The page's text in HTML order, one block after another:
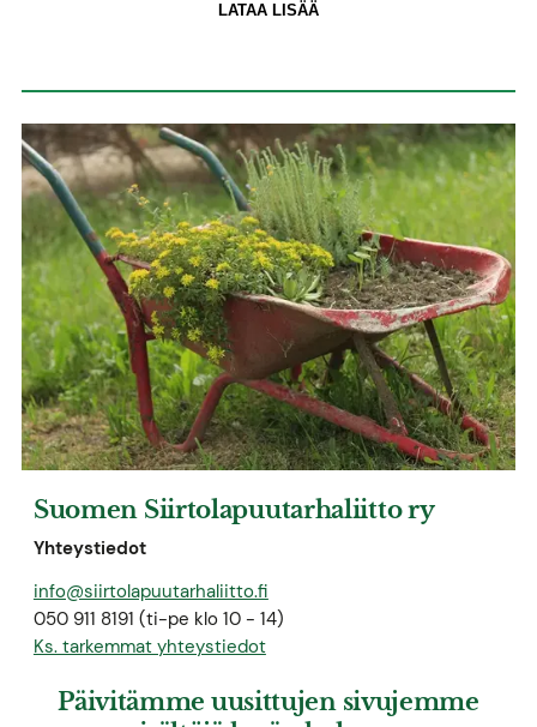
LATAA LISÄÄ
Suomen Siirtolapuutarhaliitto ry
Yhteystiedot
info@siirtolapuutarhaliitto.fi
050 911 8191 (ti-pe klo 10 - 14)
Ks. tarkemmat yhteystiedot
Päivitämme uusittujen sivujemme